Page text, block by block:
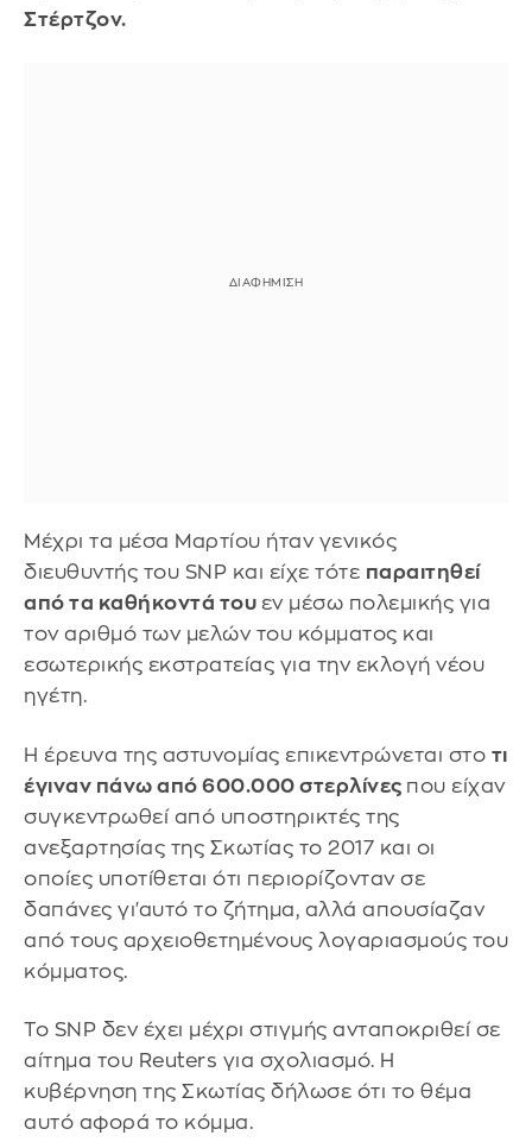
Στέρτζον.
Μέχρι τα μέσα Μαρτίου ήταν γενικός
διευθυντής του SNP και είχε τότε παραιτηθεί
από τα καθήκοντά του εν μέσω πολεμικής για
τον αριθμό των μελών του κόμματος και
εσωτερικής εκστρατείας για την εκλογή νέου
ηγέτη.
Η έρευνα της αστυνομίας επικεντρώνεται στο τι
έγιναν πάνω από 600.000 στερλίνες που είχαν
συγκεντρωθεί από υποστηρικτές της
ανεξαρτησίας της Σκωτίας το 2017 και οι
οποίες υποτίθεται ότι περιορίζονταν σε
δαπάνες γι'αυτό το ζήτημα, αλλά απουσίαζαν
από τους αρχειοθετημένους λογαριασμούς του
κόμματος.
Το SNP δεν έχει μέχρι στιγμής ανταποκριθεί σε
αίτημα του Reuters για σχολιασμό. Η
κυβέρνηση της Σκωτίας δήλωσε ότι το θέμα
αυτό αφορά το κόμμα.